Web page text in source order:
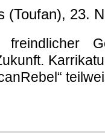
(Toufan), 23.
freindlicher